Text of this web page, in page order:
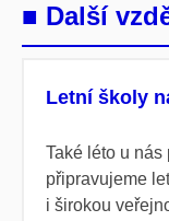
■ Další
Letní školy
Také léto u nás
připravujeme
i širokou